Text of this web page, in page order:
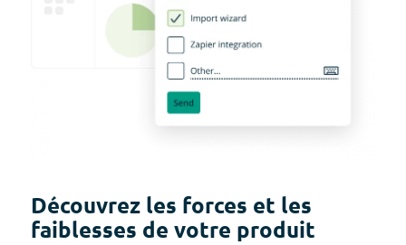
Découvrez les forces et les
faiblesses de votre produit